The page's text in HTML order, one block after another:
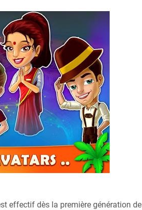
effectif dès la première génération de